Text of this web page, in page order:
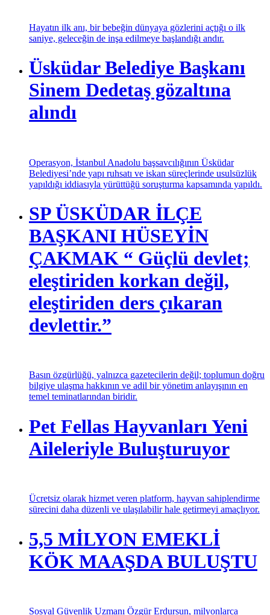
saniye, geleceğin de inşa edilmeye başlandığı andır.
Üsküdar Belediye Başkanı
Sinem Dedetaş gözaltına
Operasyon, İstanbul Anadolu başsavcılığının Üsküdar
yapıldığı iddiasıyla yürüttüğü soruşturma kapsamında yapıldı.
SP ÜSKÜDAR İLÇE
BAŞKANI HÜSEYİN
ÇAKMAK “ Güçlü devlet;
eleştiriden korkan değil,
eleştiriden ders çıkaran
Basın özgürlüğü, yalnızca gazetecilerin değil; toplumun doğru
bilgiye ulaşma hakkının ve adil bir yönetim anlayışının en
temel teminatlarından biridir.
Aileleriyle Buluşturuyor
Ücretsiz olarak hizmet veren platform, hayvan sahiplendirme
sürecini daha düzenli ve ulaşılabilir hale getirmeyi amaçlıyor.
KÖK MAAŞDA BULUŞTU